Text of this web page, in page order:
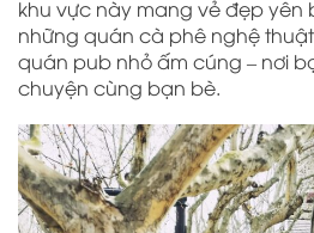
khu vực này mang vẻ đẹp yên
những quán cà phê nghệ
quán pub nhỏ ấm cúng – nơi
chuyện cùng bạn bè.